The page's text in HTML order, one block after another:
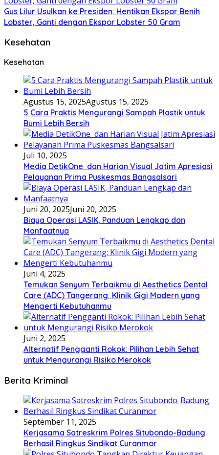
Gus Lilur Usulkan ke Presiden: Hentikan Ekspor Benih
Lobster, Ganti dengan Ekspor Lobster 50 Gram
Kesehatan
Kesehatan
Agustus 15, 2025Agustus 15, 2025
5 Cara Praktis Mengurangi Sampah Plastik untuk
Bumi Lebih Bersih
Juli 10, 2025
Media DetikOne dan Harian Visual Jatim Apresiasi
Pelayanan Prima Puskesmas Bangsalsari
Juni 20, 2025Juni 20, 2025
Biaya Operasi LASIK, Panduan Lengkap dan
Manfaatnya
Juni 4, 2025
Temukan Senyum Terbaikmu di Aesthetics Dental
Care (ADC) Tangerang: Klinik Gigi Modern yang
Mengerti Kebutuhanmu
Juni 2, 2025
Alternatif Pengganti Rokok: Pilihan Lebih Sehat
untuk Mengurangi Risiko Merokok
Berita Kriminal
September 11, 2025
Kerjasama Satreskrim Polres Situbondo-Badung
Berhasil Ringkus Sindikat Curanmor